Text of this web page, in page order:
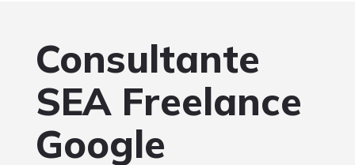
Consultante
SEA Freelance
Google